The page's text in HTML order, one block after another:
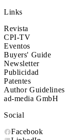
Links
Revista
CPI-TV
Eventos
Buyers' Guide
Newsletter
Publicidad
Patentes
Author Guidelines
ad-media GmbH
Social
Facebook